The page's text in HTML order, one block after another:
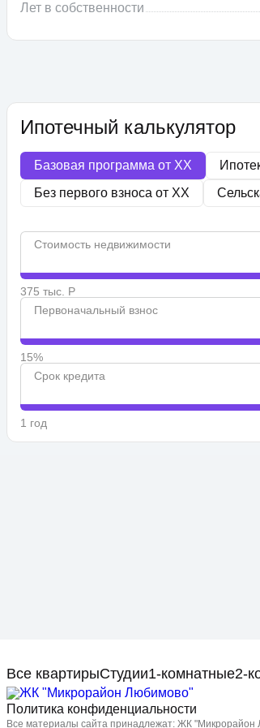
Лет в собственности
Ипотечный калькулятор
Базовая программа от XX
Без первого взноса от XX
Стоимость недвижимости
375 тыс. Р
Первоначальный взнос
15%
Срок кредита
1 год
Все квартирыСтудии1-комнатные2-
Политика конфиденциальности
Все материалы сайта принадлежат: ЖК "Микрорайон